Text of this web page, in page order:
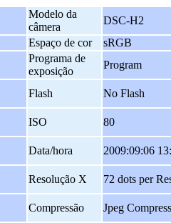
Modelo da
câmera
DSC-H2
Espaço de cor
sRGB
Programa de
exposição
Program
Flash
No Flash
ISO
80
Data/hora
2009:09:06
Resolução X
72 dots per
Compressão Jpeg